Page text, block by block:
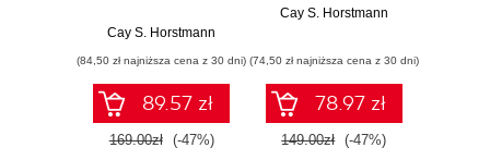
Cay S. Horstmann
(84,50 zł najniższa cena z 30 dni)
89.57 zł
169.00zł (-47%)
Cay S. Horstmann
(74,50 zł najniższa cena z 30 dni)
78.97 zł
149.00zł (-47%)